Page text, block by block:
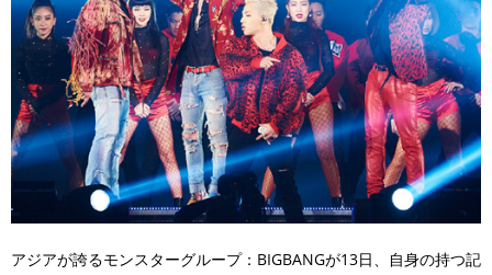
アジアが誇るモンスターグループ：BIGBANGが13日、自身の持つ記